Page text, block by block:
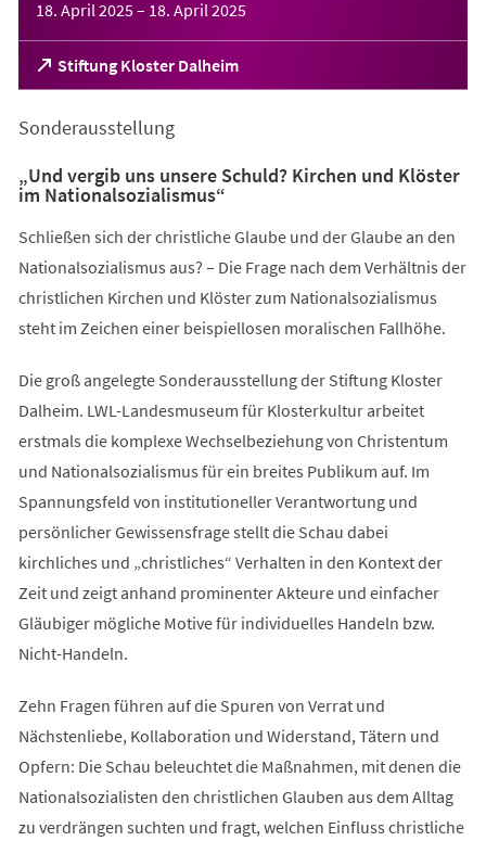
18. April 2025– 18. April 2025
Stiftung Kloster Dalheim
(Öffnet
in
neuen
Sonderausstellung
„Und vergib uns unsere Schuld? Kirchen und Klöster
im Nationalsozialismus“
Schließen sich der christliche Glaube und der Glaube an den
Nationalsozialismus aus? – Die Frage nach dem Verhältnis der
christlichen Kirchen und Klöster zum Nationalsozialismus
steht im Zeichen einer beispiellosen moralischen Fallhöhe.
Die groß angelegte Sonderausstellung der Stiftung Kloster
Dalheim. LWL-Landesmuseum für Klosterkultur arbeitet
erstmals die komplexe Wechselbeziehung von Christentum
und Nationalsozialismus für ein breites Publikum auf. Im
Spannungsfeld von institutioneller Verantwortung und
persönlicher Gewissensfrage stellt die Schau dabei
kirchliches und „christliches“ Verhalten in den Kontext der
Zeit und zeigt anhand prominenter Akteure und einfacher
Gläubiger mögliche Motive für individuelles Handeln bzw.
Nicht-Handeln.
Zehn Fragen führen auf die Spuren von Verrat und
Nächstenliebe, Kollaboration und Widerstand, Tätern und
Opfern: Die Schau beleuchtet die Maßnahmen, mit denen die
Nationalsozialisten den christlichen Glauben aus dem Alltag
zu verdrängen suchten und fragt, welchen Einfluss christliche